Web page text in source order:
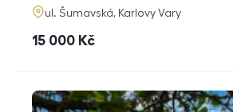
adresa
ul. Šumavská, Karlovy Vary
cena
15 000 Kč